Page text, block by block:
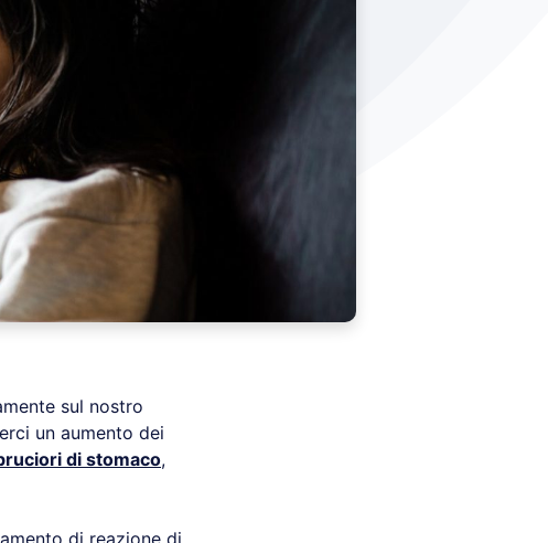
sul nostro
un aumento dei
di stomaco,
di reazione di